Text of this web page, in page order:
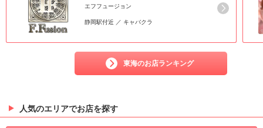
エフフュージョン
静岡駅付近 ／ キャバクラ
東海のお店ランキング
人気のエリアでお店を探す